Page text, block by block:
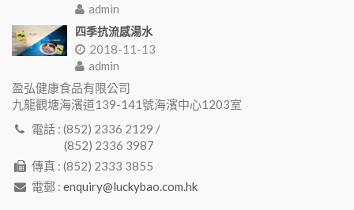
admin
四季抗流感湯水
2018-11-13
admin
盈弘健康食品有限公司
九龍觀塘海濱道139-141號海濱中心1203室
電話 : (852) 2336 2129 /
(852) 2336 3987
傳真 : (852) 2333 3855
電郵 : enquiry@luckybao.com.hk